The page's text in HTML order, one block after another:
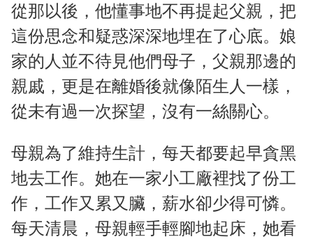
從那以後，他懂事地不再提起父親，把
這份思念和疑惑深深地埋在了心底。娘
家的人並不待見他們母子，父親那邊的
親戚，更是在離婚後就像陌生人一樣，
從未有過一次探望，沒有一絲關心。
母親為了維持生計，每天都要起早貪黑
地去工作。她在一家小工廠裡找了份工
作，工作又累又臟，薪水卻少得可憐。
每天清晨，母親輕手輕腳地起床，她看